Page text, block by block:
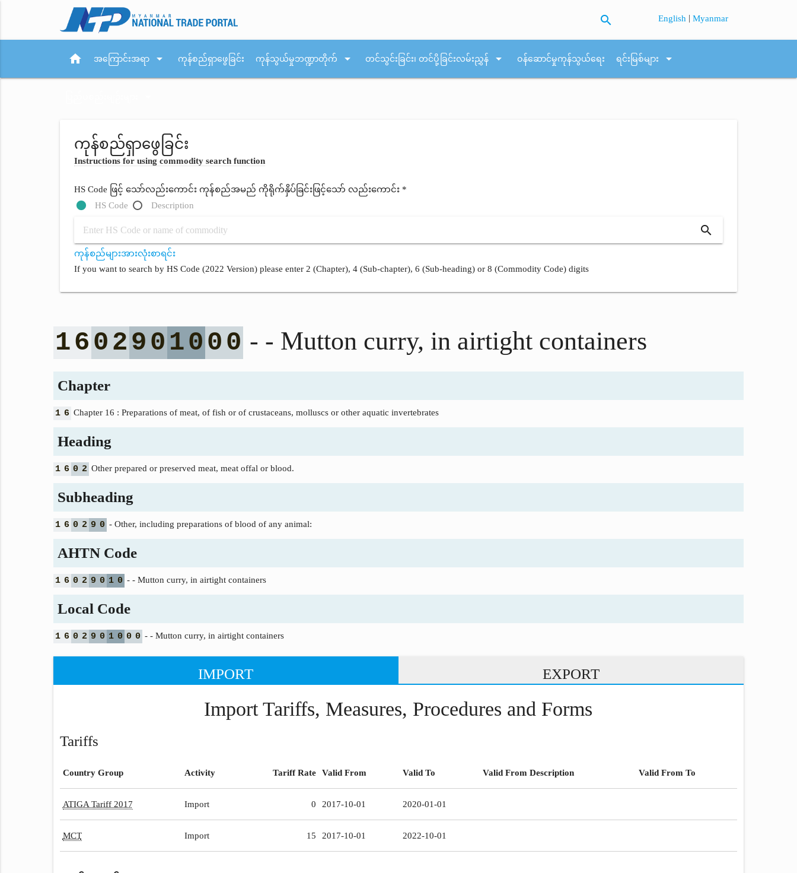
search English |Myanmar
home အကြောင်းအရာ arrow_drop_down ကုန်စည်ရှာဖွေခြင်း ကုန်သွယ်မှုဘဏ္ဍာတိုက် arrow_drop_down တင်သွင်းခြင်း၊ တင်ပို့ခြင်းလမ်းညွှန် arrow_drop_down ဝန်ဆောင်မှုကုန်သွယ်ရေး ရင်းမြစ်များ arrow_drop_down
ကုန်စည်ရှာဖွေခြင်း
Instructions for using commodity search function
HS Code ဖြင့် သော်လည်းကောင်း ကုန်စည်အမည် ကိုရိုက်နှိပ်ခြင်းဖြင့်သော် လည်းကောင်း *
HS Code
Description
search
ကုန်စည်များအားလုံးစာရင်း
If you want to search by HS Code (2022 Version) please enter 2 (Chapter), 4 (Sub-chapter), 6 (Sub-heading) or 8 (Commodity Code) digits
16 0 2 9 0 10 0 0 - - Mutton curry, in airtight containers
Chapter
1 6 Chapter 16 : Preparations of meat, of fish or of crustaceans, molluscs or other aquatic invertebrates
Heading
1 6 0 2 Other prepared or preserved meat, meat offal or blood.
Subheading
1 6 0 2 9 0 - Other, including preparations of blood of any animal:
AHTN Code
1 6 0 2 9 0 1 0 - - Mutton curry, in airtight containers
Local Code
1 6 0 2 9 0 1 0 0 0 - - Mutton curry, in airtight containers
IMPORT EXPORT
Import Tariffs, Measures, Procedures and Forms
Tariffs
Country Group Activity Tariff Rate Valid From Valid To Valid From Description Valid From To
ATIGA Tariff 2017 Import 0 2017-10-01 2020-01-01
MCT Import 15 2017-10-01 2022-10-01